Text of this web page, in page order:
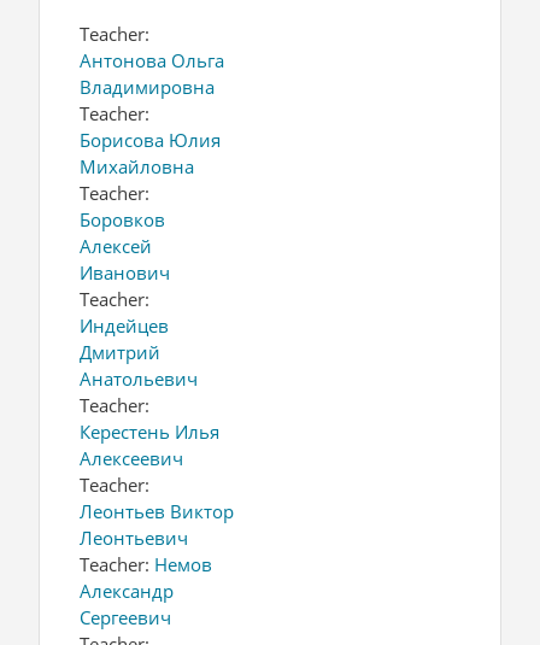
Teacher:
Антонова Ольга
Владимировна
Teacher:
Борисова Юлия
Михайловна
Teacher:
Боровков
Алексей
Иванович
Teacher:
Индейцев
Дмитрий
Анатольевич
Teacher:
Керестень Илья
Алексеевич
Teacher:
Леонтьев Виктор
Леонтьевич
Teacher: Немов
Александр
Сергеевич